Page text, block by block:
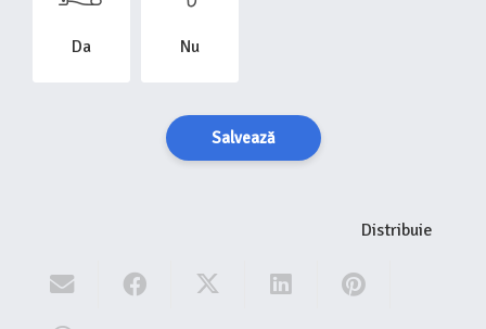
Da Nu
Salvează
Distribuie